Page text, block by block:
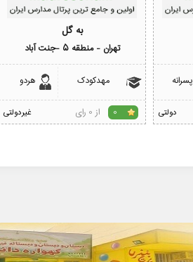
پسرانه
دولتی
به گل
تهران - منطقه 5 -جنت آباد
مهدکودک هردو
غیردولتی 0 از 0 رای